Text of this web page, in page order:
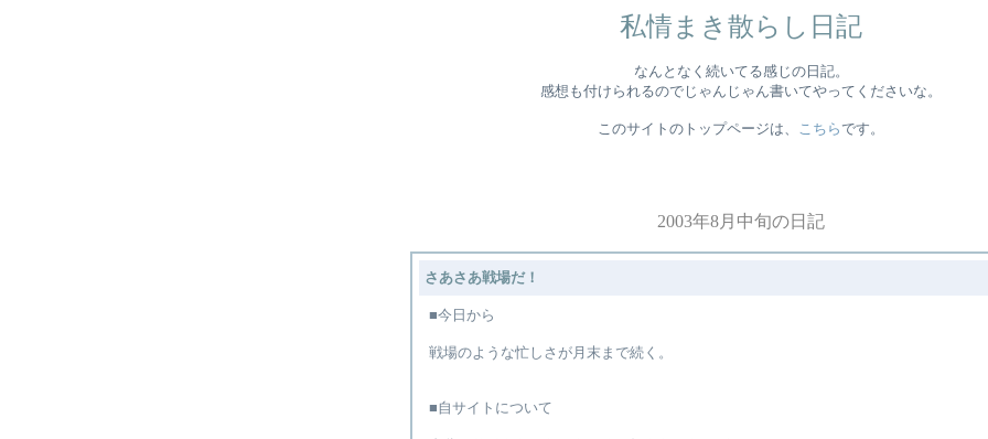
私情まき散らし日記
なんとなく続いてる感じの日記。
感想も付けられるのでじゃんじゃん書いてやってくださいな。
このサイトのトップページは、 こちら です。
2003年8月中旬の日記
さあさあ戦場だ！
■今日から
戦場のような忙しさが月末まで続く。
■自サイトについて